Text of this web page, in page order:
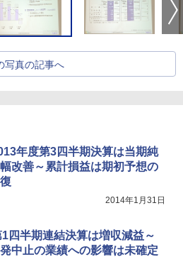
写真の記事へ
年度第3四半期決算は当期純
改善～累計損益は期初予想の
2014年1月31日
四半期連結決算は増収減益～
中止の業績への影響は未確定